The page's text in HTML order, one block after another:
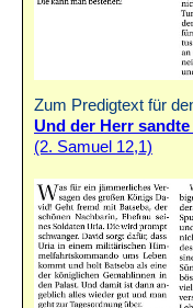
Zum Predigtext für
Und der Herr
(2. Samuel 12,1)